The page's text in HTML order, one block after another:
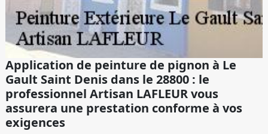
Application de peinture de pignon à Le
Gault Saint Denis dans le 28800 : le
professionnel Artisan LAFLEUR vous
assurera une prestation conforme à vos
exigences